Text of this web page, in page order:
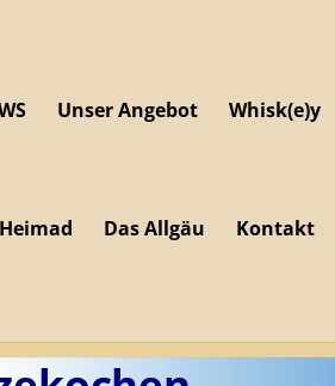
Unser Angebot Whisk(e)y
Das Allgäu Kontakt